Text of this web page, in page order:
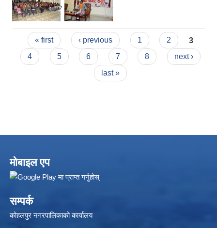
,
Pages
« first ‹ previous 1 2
3
4
5 6 7 8
next ›
last »
मोबाइल एप
सम्पर्क
कोहलपुर नगरपालिकाको कार्यालय